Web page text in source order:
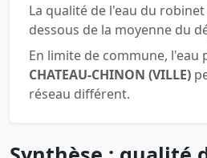
La qualité de l'eau du robinet
dessous de la moyenne du
En limite de commune, l'eau
CHATEAU-CHINON (VILLE)
réseau différent.